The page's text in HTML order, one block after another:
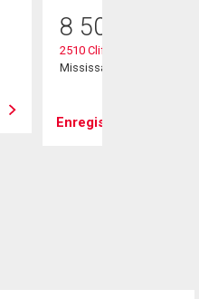
8 500 000
2510 Cliff Road
Mississauga, ON
Enregistrer